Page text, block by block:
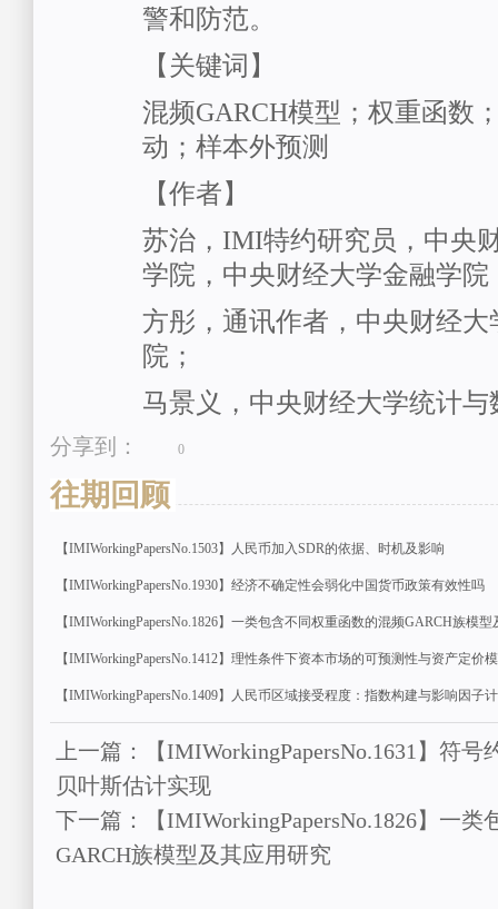
警和防范。
【关键词】
混频GARCH模型；权重函数
动；样本外预测
【作者】
苏治，IMI特约研究员，中央
学院，中央财经大学金融学院
方彤，通讯作者，中央财经
院；
马景义，中央财经大学统计与
分享到： 0
往期回顾
【IMIWorkingPapersNo.1503】人民币加入SDR的依据、时机及影响
【IMIWorkingPapersNo.1930】经济不确定性会弱化中国货币政策有效性吗
【IMIWorkingPapersNo.1826】一类包含不同权重函数的混频GARCH族模
【IMIWorkingPapersNo.1412】理性条件下资本市场的可预测性与资产定价
【IMIWorkingPapersNo.1409】人民币区域接受程度：指数构建与影响因子
上一篇：【IMIWorkingPapersNo.1631】符
贝叶斯估计实现
下一篇：【IMIWorkingPapersNo.1826】一
GARCH族模型及其应用研究